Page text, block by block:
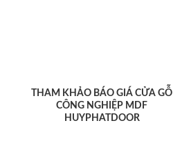
THAM KHẢO BÁO GIÁ CỬA GỖ
CÔNG NGHIỆP MDF
HUYPHATDOOR